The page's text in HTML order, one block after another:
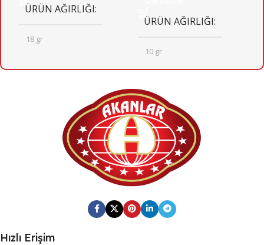
ÜRÜN AĞIRLIĞI
18 gr
KOLI İÇI ADET 6
KOLI ÖLÇÜSÜ
164mm X 247mm X 201mm
KOLI BRÜT AĞIRLIĞI
KOLI BARKOD
ÜRÜN AĞIRLIĞI
10 gr
KOLI ÖLÇÜSÜ
379mm X 384mm X 282mm
KOLI BRÜT AĞIRLIĞI
13,85
Hızlı Erişim